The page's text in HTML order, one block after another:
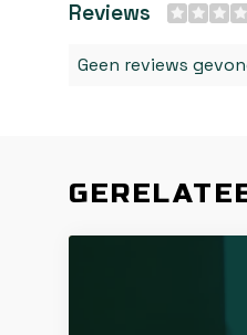
Reviews
Geen reviews